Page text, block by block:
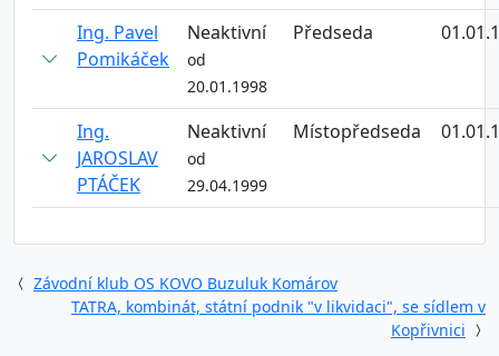
Ing. Pavel
Pomikáček
Neaktivní
od
20.01.1998
Předseda
Ing.
JAROSLAV
PTÁČEK
Neaktivní
od
29.04.1999
Místopředseda
Závodní klub OS KOVO Buzuluk Komárov
TATRA, kombinát, státní podnik "v likvidaci", se sídlem v
Kopřivnici